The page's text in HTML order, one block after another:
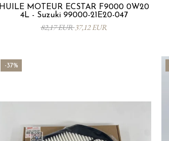
HUILE MOTEUR ECSTAR F9000 0W20
4L - Suzuki 99000-21E20-047
82,17 EUR37,12 EUR
-37%